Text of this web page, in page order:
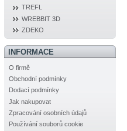
TREFL
WREBBIT 3D
ZDEKO
INFORMACE
O firmě
Obchodní podmínky
Dodací podmínky
Jak nakupovat
Zpracování osobních údajů
Používání souborů cookie